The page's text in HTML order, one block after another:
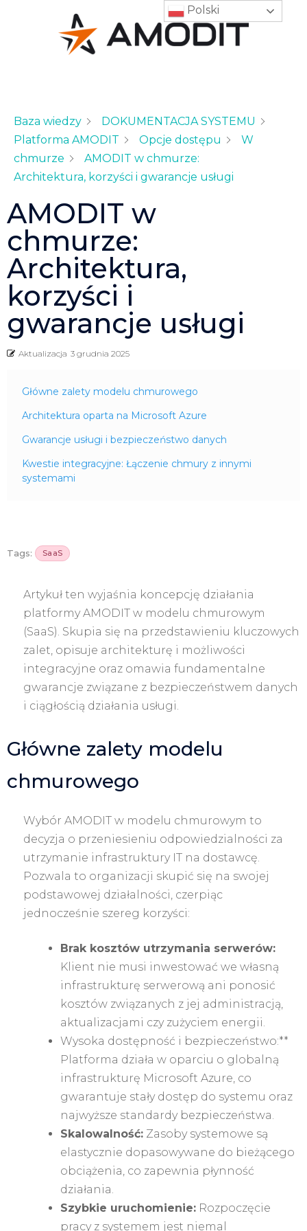
Baza wiedzy
DOKUMENTACJA SYSTEMU
Platforma AMODIT
Opcje dostępu
W
chmurze
AMODIT w chmurze:
Architektura, korzyści i gwarancje usługi
AMODIT w
chmurze:
Architektura,
korzyści i
gwarancje usługi
Aktualizacja 3 grudnia 2025
Główne zalety modelu chmurowego
Architektura oparta na Microsoft Azure
Gwarancje usługi i bezpieczeństwo danych
Kwestie integracyjne: Łączenie chmury z innymi
systemami
Artykuł ten wyjaśnia koncepcję działania
platformy AMODIT w modelu chmurowym
(SaaS). Skupia się na przedstawieniu kluczowych
zalet, opisuje architekturę i możliwości
integracyjne oraz omawia fundamentalne
gwarancje związane z bezpieczeństwem danych
i ciągłością działania usługi.
Główne zalety modelu
chmurowego
Wybór AMODIT w modelu chmurowym to
decyzja o przeniesieniu odpowiedzialności za
utrzymanie infrastruktury IT na dostawcę.
Pozwala to organizacji skupić się na swojej
podstawowej działalności, czerpiąc
jednocześnie szereg korzyści:
Brak kosztów utrzymania serwerów:
Klient nie musi inwestować we własną
infrastrukturę serwerową ani ponosić
kosztów związanych z jej administracją,
aktualizacjami czy zużyciem energii.
Wysoka dostępność i bezpieczeństwo:**
Platforma działa w oparciu o globalną
infrastrukturę Microsoft Azure, co
gwarantuje stały dostęp do systemu oraz
najwyższe standardy bezpieczeństwa.
Skalowalność: Zasoby systemowe są
elastycznie dopasowywane do bieżącego
obciążenia, co zapewnia płynność
działania.
Szybkie uruchomienie: Rozpoczęcie
pracy z systemem jest niemal
Tags: SaaS
Polski